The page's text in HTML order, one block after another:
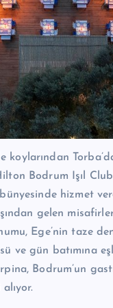
koylarından
Bodrum Işıl
hizmet
gelen
Ege’nin taze
ve gün batımına
Bodrum’un